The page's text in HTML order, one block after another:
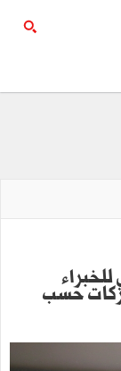
حسب